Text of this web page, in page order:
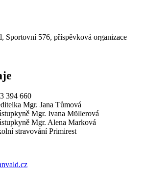
Sportovní 576, příspěvková organizace
394 660
Mgr. Jana Tůmová
Mgr. Ivana Mϋllerová
Mgr. Alena Marková
stravování Primirest